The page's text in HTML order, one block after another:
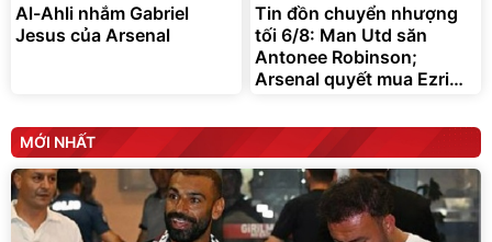
Al-Ahli nhắm Gabriel
Jesus của Arsenal
Tin đồn chuyển nhượng
tối 6/8: Man Utd săn
Antonee Robinson;
Arsenal quyết mua Ezri
MỚI NHẤT